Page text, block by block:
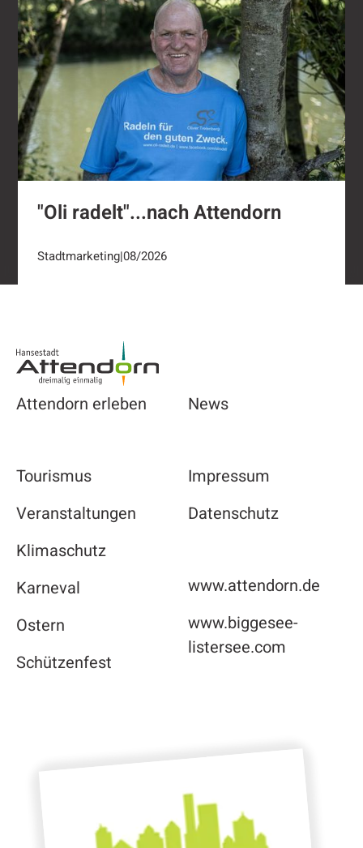
"Oli radelt"...nach Attendorn
Stadtmarketing|08/2026
Attendorn erleben
Tourismus
Veranstaltungen
Klimaschutz
Karneval
Ostern
Schützenfest
News
Impressum
Datenschutz
www.attendorn.de
www.biggesee-
listersee.com